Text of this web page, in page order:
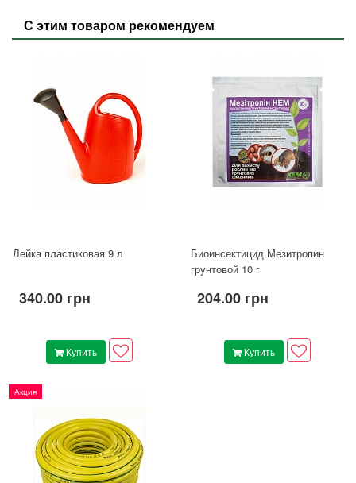
С этим товаром рекомендуем
Лейка пластиковая 9 л
340.00 грн
Купить
Биоинсектицид Мезитропин
грунтовой 10 г
204.00 грн
Купить
Акция